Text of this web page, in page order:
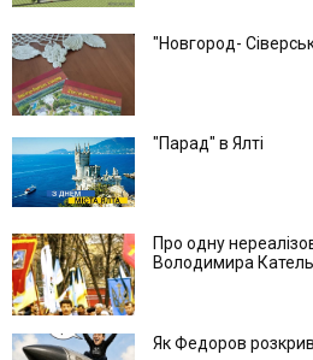
"Новгород-
"Парад" в Ялті
Про одну
Володимира
Як Федоров